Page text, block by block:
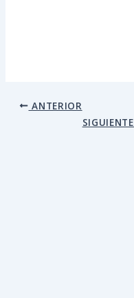
ANTERIOR
SIGUIENTE